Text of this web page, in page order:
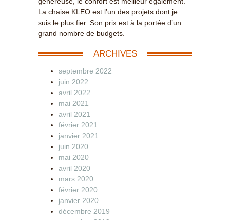
La chaise KLEO est l’un des projets dont je
suis le plus fier. Son prix est à la portée d’un
grand nombre de budgets.
ARCHIVES
septembre 2022
juin 2022
avril 2022
mai 2021
avril 2021
février 2021
janvier 2021
juin 2020
mai 2020
avril 2020
mars 2020
février 2020
janvier 2020
décembre 2019